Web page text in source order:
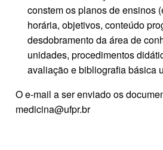
constem os planos de ensinos
horária, objetivos, conteúdo
desdobramento da área de
unidades, procedimentos
avaliação e bibliografia básica
O e-mail a ser enviado os
medicina@ufpr.br